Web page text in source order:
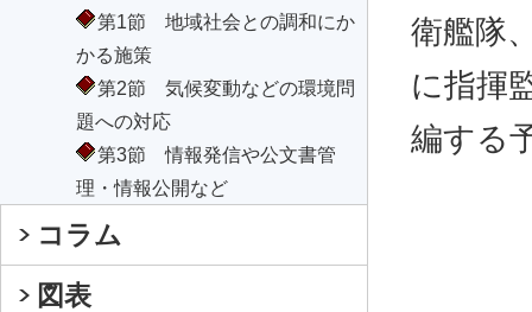
第1節 地域社会との調和にか
かる施策
第2節 気候変動などの環境問
題への対応
第3節 情報発信や公文書管
理・情報公開など
コラム
図表
衛艦隊
に指揮
編する